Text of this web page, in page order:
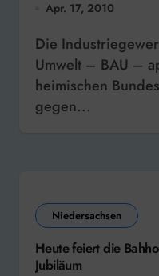
Apr. 17, 2010
Die Industriegewerkschaft Bauen Agrar
Umwelt – BAU –
heimischen
gegen...
Niedersachsen
Heute feiert die
Jubiläum